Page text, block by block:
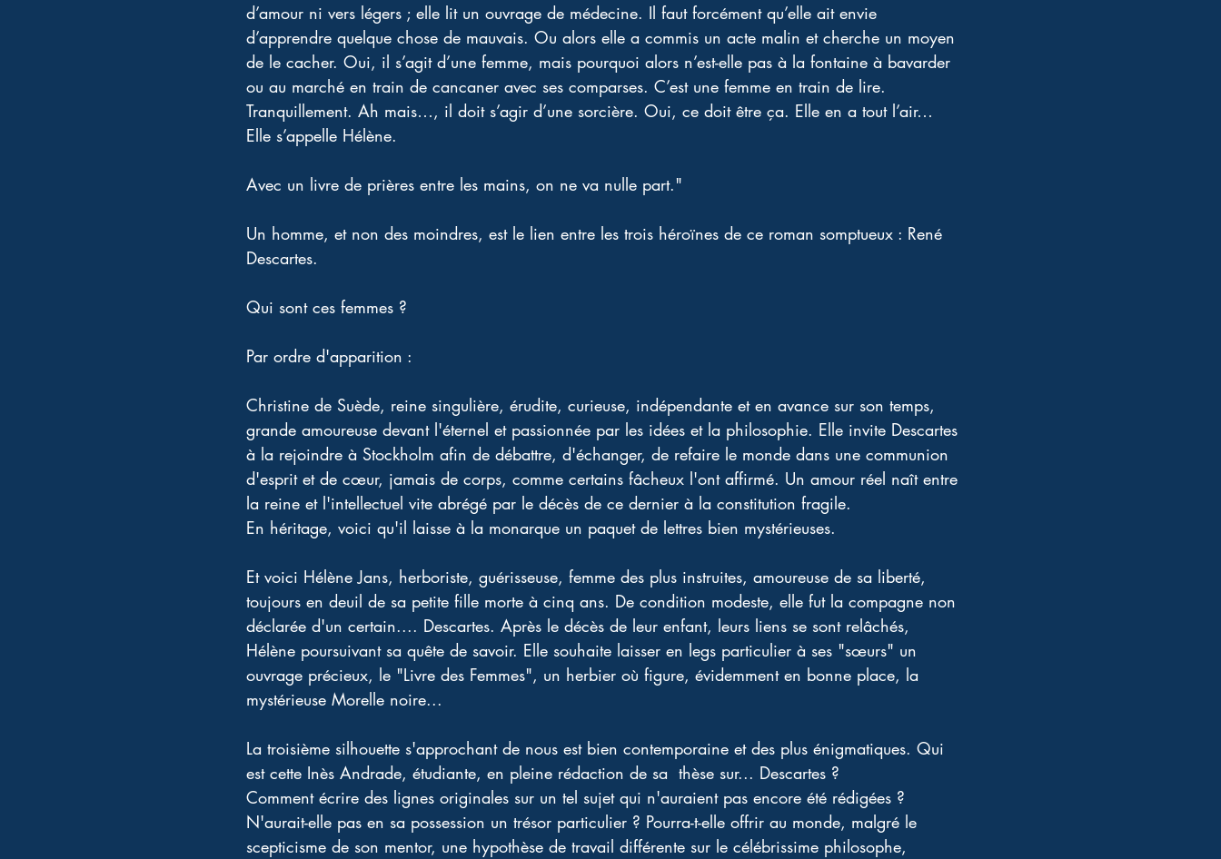
d’amour ni vers légers ; elle lit un ouvrage de médecine. Il faut forcément qu’elle ait envie
d’apprendre quelque chose de mauvais. Ou alors elle a commis un acte malin et cherche un moyen
de le cacher. Oui, il s’agit d’une femme, mais pourquoi alors n’est-elle pas à la fontaine à bavarder
ou au marché en train de cancaner avec ses comparses. C’est une femme en train de lire.
Tranquillement. Ah mais…, il doit s’agir d’une sorcière. Oui, ce doit être ça. Elle en a tout l’air…
Elle s’appelle Hélène.
Avec un livre de prières entre les mains, on ne va nulle part."
Un homme, et non des moindres, est le lien entre les trois héroïnes de ce roman somptueux : René
Descartes.
Qui sont ces femmes ?
Par ordre d'apparition :
Christine de Suède, reine singulière, érudite, curieuse, indépendante et en avance sur son temps,
grande amoureuse devant l'éternel et passionnée par les idées et la philosophie. Elle invite Descartes
à la rejoindre à Stockholm afin de débattre, d'échanger, de refaire le monde dans une communion
d'esprit et de cœur, jamais de corps, comme certains fâcheux l'ont affirmé. Un amour réel naît entre
la reine et l'intellectuel vite abrégé par le décès de ce dernier à la constitution fragile.
En héritage, voici qu'il laisse à la monarque un paquet de lettres bien mystérieuses.
Et voici Hélène Jans, herboriste, guérisseuse, femme des plus instruites, amoureuse de sa liberté,
toujours en deuil de sa petite fille morte à cinq ans. De condition modeste, elle fut la compagne non
déclarée d'un certain.... Descartes. Après le décès de leur enfant, leurs liens se sont relâchés,
Hélène poursuivant sa quête de savoir. Elle souhaite laisser en legs particulier à ses "sœurs" un
ouvrage précieux, le "Livre des Femmes", un herbier où figure, évidemment en bonne place, la
mystérieuse Morelle noire...
La troisième silhouette s'approchant de nous est bien contemporaine et des plus énigmatiques. Qui
est cette Inès Andrade, étudiante, en pleine rédaction de sa  thèse sur... Descartes ?
Comment écrire des lignes originales sur un tel sujet qui n'auraient pas encore été rédigées ?
N'aurait-elle pas en sa possession un trésor particulier ? Pourra-t-elle offrir au monde, malgré le
scepticisme de son mentor, une hypothèse de travail différente sur le célébrissime philosophe,